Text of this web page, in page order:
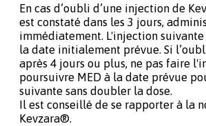
En cas d’oubli d’une injection de
est constaté dans les 3 jours,
immédiatement. L'injection suivante
la date initialement prévue. Si
après 4 jours ou plus, ne pas faire
poursuivre MED à la date prévue
suivante sans doubler la dose.
Il est conseillé de se rapporter à la
Kevzara®.